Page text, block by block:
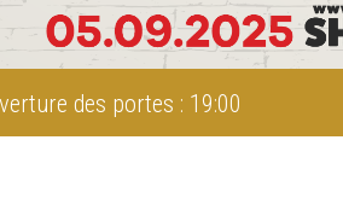
des portes : 19:00